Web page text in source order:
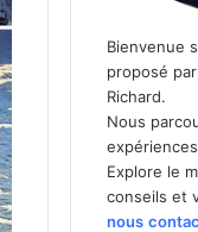
Bienvenue
proposé
Richard.
Nous
Explore le
conseils et
nous